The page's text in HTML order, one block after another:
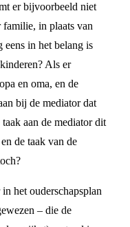
er bijvoorbeeld niet
familie, in plaats van
eens in het belang is
Als er
en oma, en de
bij de mediator dat
aan de mediator dit
de taak van de
het ouderschapsplan
– die de